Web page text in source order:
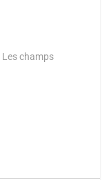
Les champs